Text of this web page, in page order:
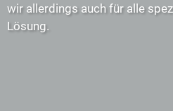
wir allerdings auch für alle
Lösung.